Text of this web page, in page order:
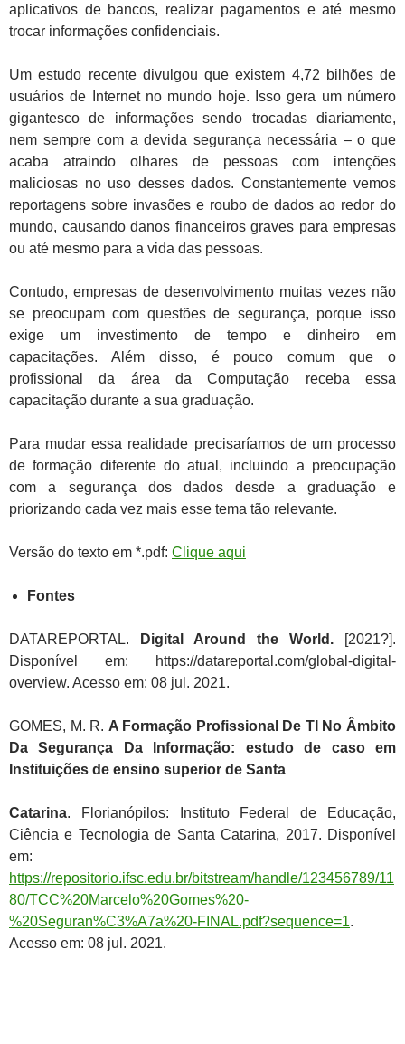
aplicativos de bancos, realizar pagamentos e até mesmo
trocar informações confidenciais.
Um estudo recente divulgou que existem 4,72 bilhões de
usuários de Internet no mundo hoje. Isso gera um número
gigantesco de informações sendo trocadas diariamente,
nem sempre com a devida segurança necessária – o que
acaba atraindo olhares de pessoas com intenções
maliciosas no uso desses dados. Constantemente vemos
reportagens sobre invasões e roubo de dados ao redor do
mundo, causando danos financeiros graves para empresas
ou até mesmo para a vida das pessoas.
Contudo, empresas de desenvolvimento muitas vezes não
se preocupam com questões de segurança, porque isso
exige um investimento de tempo e dinheiro em
capacitações. Além disso, é pouco comum que o
profissional da área da Computação receba essa
capacitação durante a sua graduação.
Para mudar essa realidade precisaríamos de um processo
de formação diferente do atual, incluindo a preocupação
com a segurança dos dados desde a graduação e
priorizando cada vez mais esse tema tão relevante.
Versão do texto em *.pdf: Clique aqui
Fontes
DATAREPORTAL. Digital Around the World. [2021?].
Disponível em: https://datareportal.com/global-digital-
overview. Acesso em: 08 jul. 2021.
GOMES, M. R. A Formação Profissional De TI No Âmbito
Da Segurança Da Informação: estudo de caso em
Instituições de ensino superior de Santa
Catarina. Florianópilos: Instituto Federal de Educação,
Ciência e Tecnologia de Santa Catarina, 2017. Disponível
em:
https://repositorio.ifsc.edu.br/bitstream/handle/123456789/11
80/TCC%20Marcelo%20Gomes%20-
%20Seguran%C3%A7a%20-FINAL.pdf?sequence=1.
Acesso em: 08 jul. 2021.